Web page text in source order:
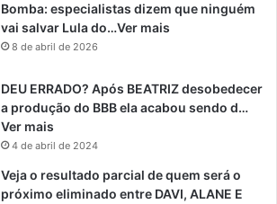
Bomba: especialistas dizem que ninguém
vai salvar Lula do…Ver mais
8 de abril de 2026
DEU ERRADO? Após BEATRIZ desobedecer
a produção do BBB ela acabou sendo d…
Ver mais
4 de abril de 2024
Veja o resultado parcial de quem será o
próximo eliminado entre DAVI, ALANE E